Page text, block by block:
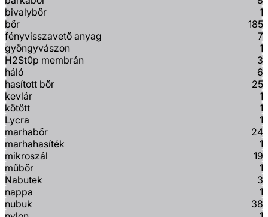
bivalybőr
1
bőr
185
fényvisszavető anyag
7
gyöngyvászon
1
H2St0p membrán
3
háló
6
hasított bőr
25
kevlár
1
kötött
1
Lycra
1
marhabőr
24
marhahasíték
1
mikroszál
19
műbőr
1
Nabutek
3
nappa
1
nubuk
38